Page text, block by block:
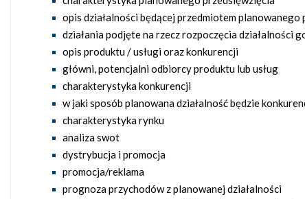
opis działalności będącej przedmiotem
działania podjęte na rzecz rozpoczęcia działalności
opis produktu / usługi oraz konkurencji
główni, potencjalni odbiorcy produktu lub usług
charakterystyka konkurencji
w jaki sposób planowana działalność będzie
charakterystyka rynku
analiza swot
dystrybucja i promocja
promocja/reklama
prognoza przychodów z planowanej działalności